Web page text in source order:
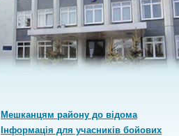
Мешканцям району до відома
Інформація для учасників бойових